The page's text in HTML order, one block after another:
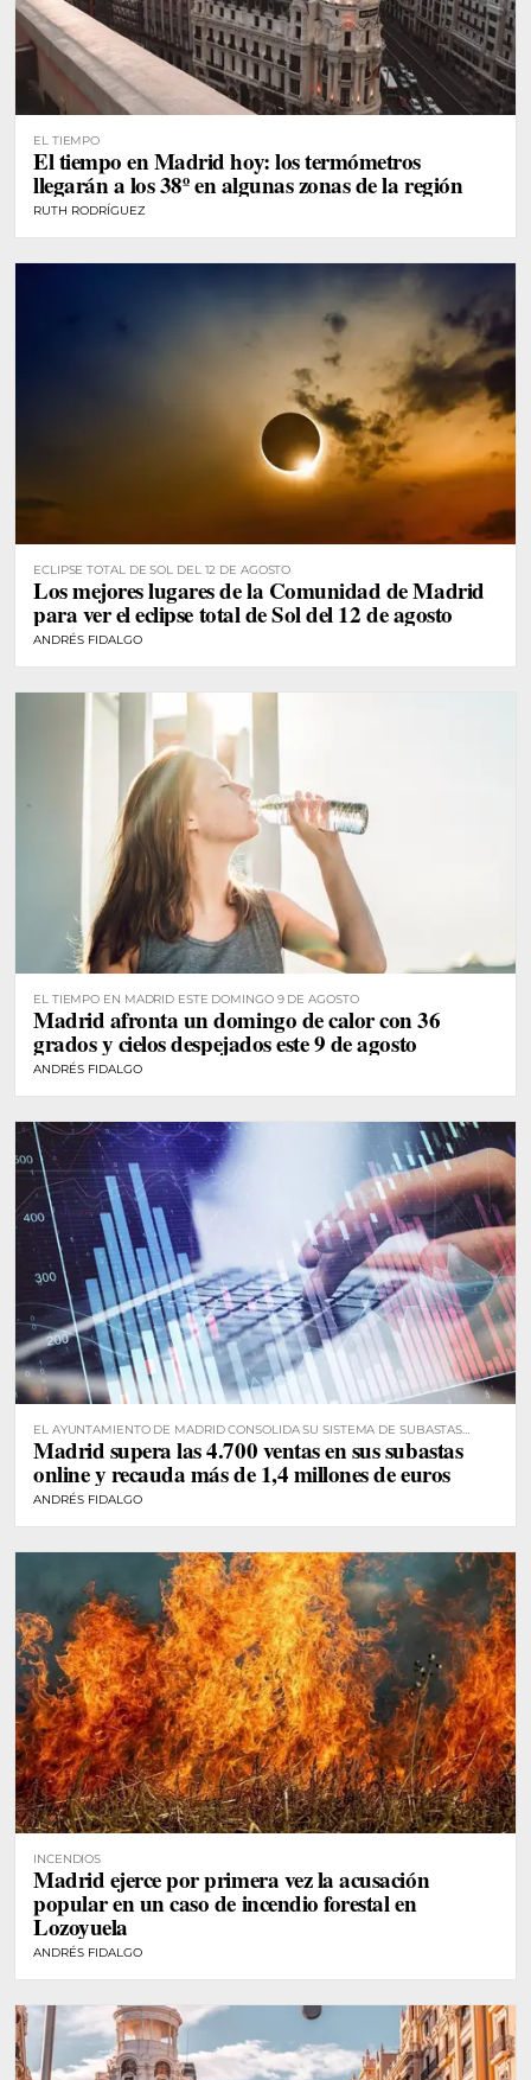
EL TIEMPO
El tiempo en Madrid hoy: los termómetros
llegarán a los 38º en algunas zonas de la región
RUTH RODRÍGUEZ
ECLIPSE TOTAL DE SOL DEL 12 DE AGOSTO
Los mejores lugares de la Comunidad de Madrid
para ver el eclipse total de Sol del 12 de agosto
ANDRÉS FIDALGO
EL TIEMPO EN MADRID ESTE DOMINGO 9 DE AGOSTO
Madrid afronta un domingo de calor con 36
grados y cielos despejados este 9 de agosto
ANDRÉS FIDALGO
EL AYUNTAMIENTO DE MADRID CONSOLIDA SU SISTEMA DE SUBASTAS
DIGITALES
Madrid supera las 4.700 ventas en sus subastas
online y recauda más de 1,4 millones de euros
ANDRÉS FIDALGO
INCENDIOS
Madrid ejerce por primera vez la acusación
popular en un caso de incendio forestal en
Lozoyuela
ANDRÉS FIDALGO